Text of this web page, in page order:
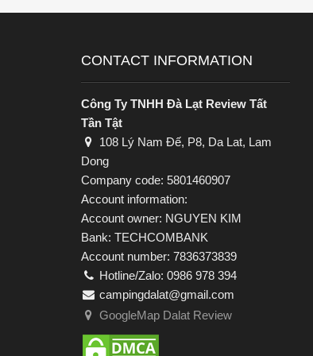
CONTACT INFORMATION
Công Ty TNHH Đà Lạt Review Tất
Tần Tật
108 Lý Nam Đế, P8, Da Lat, Lam
Dong
Company code: 5801460907
Account information:
Account owner: NGUYEN KIM
Bank: TECHCOMBANK
Account number: 7836373839
Hotline/Zalo: 0986 978 394
campingdalat@gmail.com
GoogleMap Dalat Review